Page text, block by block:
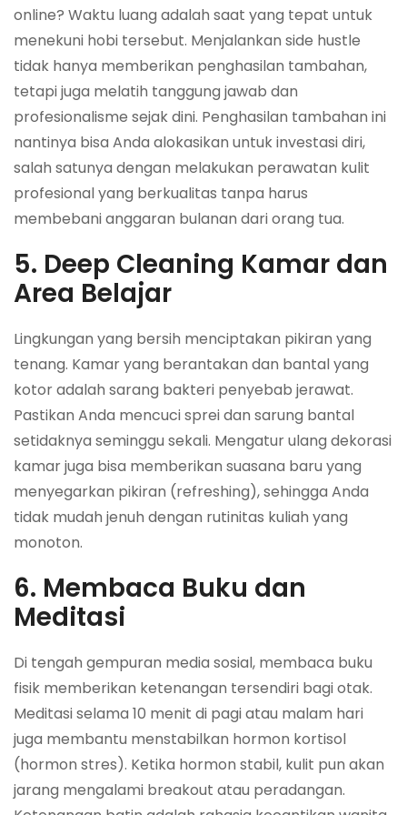
online? Waktu luang adalah saat yang tepat untuk
menekuni hobi tersebut. Menjalankan side hustle
tidak hanya memberikan penghasilan tambahan,
tetapi juga melatih tanggung jawab dan
profesionalisme sejak dini. Penghasilan tambahan ini
nantinya bisa Anda alokasikan untuk investasi diri,
salah satunya dengan melakukan perawatan kulit
profesional yang berkualitas tanpa harus
membebani anggaran bulanan dari orang tua.
5. Deep Cleaning Kamar dan
Area Belajar
Lingkungan yang bersih menciptakan pikiran yang
tenang. Kamar yang berantakan dan bantal yang
kotor adalah sarang bakteri penyebab jerawat.
Pastikan Anda mencuci sprei dan sarung bantal
setidaknya seminggu sekali. Mengatur ulang dekorasi
kamar juga bisa memberikan suasana baru yang
menyegarkan pikiran (refreshing), sehingga Anda
tidak mudah jenuh dengan rutinitas kuliah yang
monoton.
6. Membaca Buku dan
Meditasi
Di tengah gempuran media sosial, membaca buku
fisik memberikan ketenangan tersendiri bagi otak.
Meditasi selama 10 menit di pagi atau malam hari
juga membantu menstabilkan hormon kortisol
(hormon stres). Ketika hormon stabil, kulit pun akan
jarang mengalami breakout atau peradangan.